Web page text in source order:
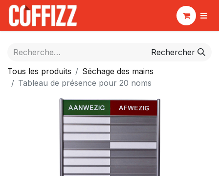
Rechercher
Tous les produits
Séchage des mains
Tableau de présence pour 20 noms